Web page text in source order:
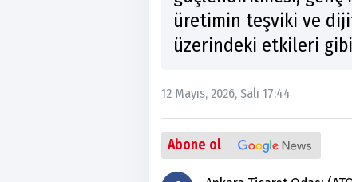
üretimin teşviki ve
üzerindeki etkileri gibi
12 Mayıs, 2026, Salı 17:44
Abone ol